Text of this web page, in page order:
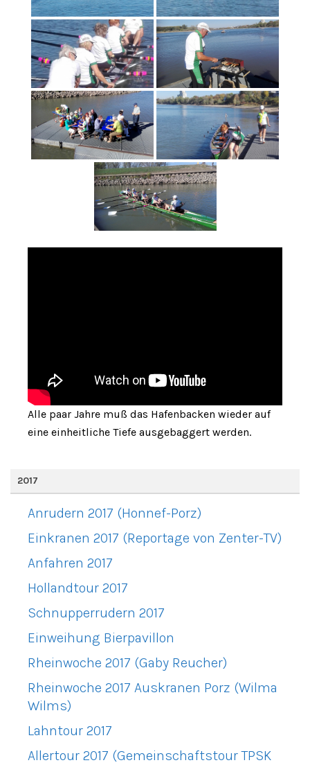
Alle paar Jahre muß das Hafenbacken wieder auf
eine einheitliche Tiefe ausgebaggert werden.
2017
Anrudern 2017 (Honnef-Porz)
Einkranen 2017 (Reportage von Zenter-TV)
Anfahren 2017
Hollandtour 2017
Schnupperrudern 2017
Einweihung Bierpavillon
Rheinwoche 2017 (Gaby Reucher)
Rheinwoche 2017 Auskranen Porz (Wilma
Wilms)
Lahntour 2017
Allertour 2017 (Gemeinschaftstour TPSK